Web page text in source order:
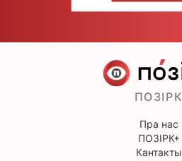
ПОЗІРК
Пра нас
ПОЗІРК+
Кантакты